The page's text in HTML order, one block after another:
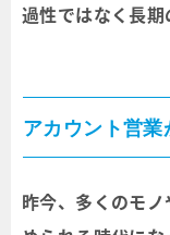
過性ではなく長期
アカウント営
昨今、多くのモ